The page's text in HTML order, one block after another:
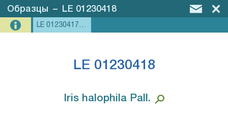
Образцы – LE 01230418
LE 01230417, LE 01230418
LE 01230418
Iris halophila Pall.⁣